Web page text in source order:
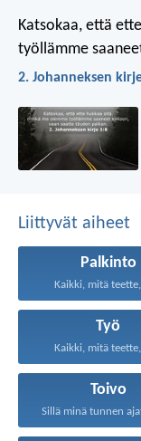
Katsokaa, että
työllämme
2. Johanneksen
Liittyvät aiheet
Palkinto
Kaikki, mitä
Työ
Kaikki, mitä
Toivo